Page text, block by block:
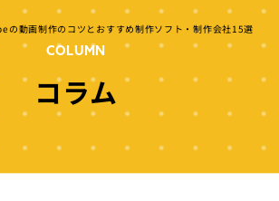
く
の動画制作のコツとおすすめ制作ソフト・制作会社15選
COLUMN
コラム